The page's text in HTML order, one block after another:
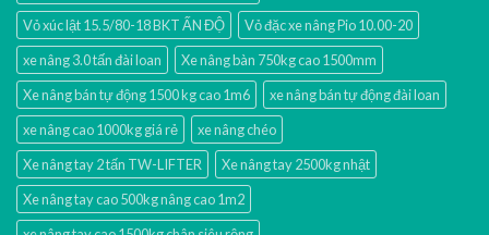
Vỏ xúc lật 15.5/80-18 BKT ẤN ĐỘ
Vỏ đặc xe nâng Pio 10.00-20
xe nâng 3.0 tấn đài loan
Xe nâng bàn 750kg cao 1500mm
Xe nâng bán tự động 1500 kg cao 1m6
xe nâng bán tự động đài loan
xe nâng cao 1000kg giá rẻ
xe nâng chéo
Xe nâng tay 2 tấn TW-LIFTER
Xe nâng tay 2500kg nhật
Xe nâng tay cao 500kg nâng cao 1m2